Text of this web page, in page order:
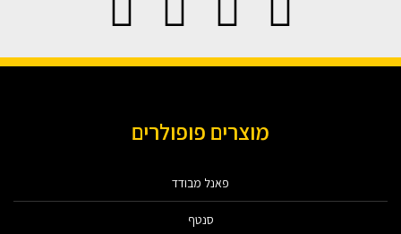
מוצרים פופולרים
פאנל מבודד
סנטף